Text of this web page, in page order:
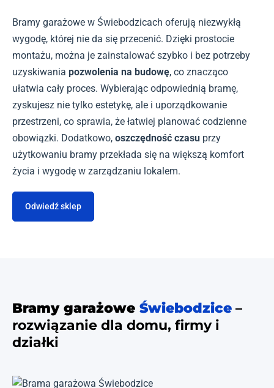
Bramy garażowe w Świebodzicach oferują niezwykłą
wygodę, której nie da się przecenić. Dzięki prostocie
montażu, można je zainstalować szybko i bez potrzeby
uzyskiwania pozwolenia na budowę, co znacząco
ułatwia cały proces. Wybierając odpowiednią bramę,
zyskujesz nie tylko estetykę, ale i uporządkowanie
przestrzeni, co sprawia, że łatwiej planować codzienne
obowiązki. Dodatkowo, oszczędność czasu przy
użytkowaniu bramy przekłada się na większą komfort
życia i wygodę w zarządzaniu lokalem.
Odwiedź sklep
Bramy garażowe Świebodzice –
rozwiązanie dla domu, firmy i
działki